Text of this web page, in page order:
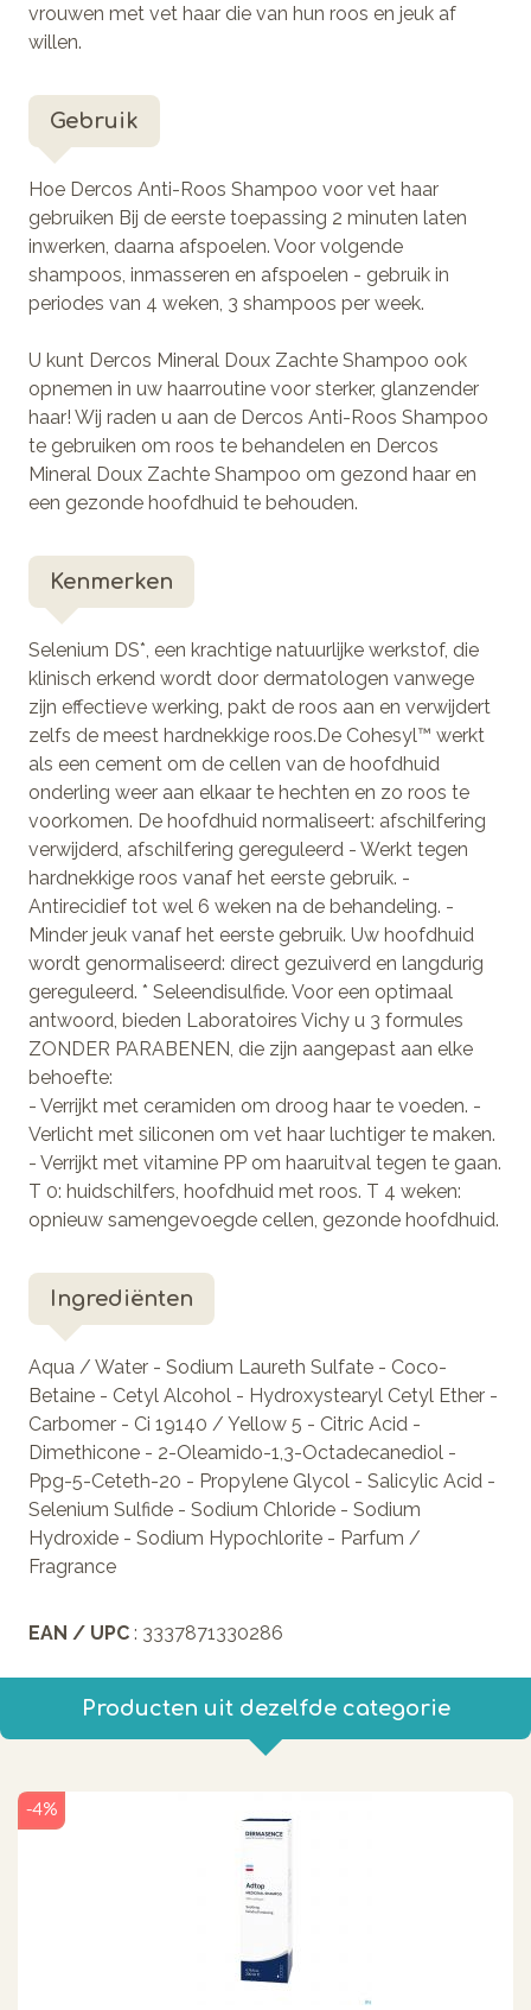
vrouwen met vet haar die van hun roos en jeuk af
willen.
Gebruik
Hoe Dercos Anti-Roos Shampoo voor vet haar
gebruiken Bij de eerste toepassing 2 minuten laten
inwerken, daarna afspoelen. Voor volgende
shampoos, inmasseren en afspoelen - gebruik in
periodes van 4 weken, 3 shampoos per week.
U kunt Dercos Mineral Doux Zachte Shampoo ook
opnemen in uw haarroutine voor sterker, glanzender
haar! Wij raden u aan de Dercos Anti-Roos Shampoo
te gebruiken om roos te behandelen en Dercos
Mineral Doux Zachte Shampoo om gezond haar en
een gezonde hoofdhuid te behouden.
Kenmerken
Selenium DS*, een krachtige natuurlijke werkstof, die
klinisch erkend wordt door dermatologen vanwege
zijn effectieve werking, pakt de roos aan en verwijdert
zelfs de meest hardnekkige roos.De Cohesyl™ werkt
als een cement om de cellen van de hoofdhuid
onderling weer aan elkaar te hechten en zo roos te
voorkomen. De hoofdhuid normaliseert: afschilfering
verwijderd, afschilfering gereguleerd - Werkt tegen
hardnekkige roos vanaf het eerste gebruik. -
Antirecidief tot wel 6 weken na de behandeling. -
Minder jeuk vanaf het eerste gebruik. Uw hoofdhuid
wordt genormaliseerd: direct gezuiverd en langdurig
gereguleerd. * Seleendisulfide. Voor een optimaal
antwoord, bieden Laboratoires Vichy u 3 formules
ZONDER PARABENEN, die zijn aangepast aan elke
behoefte:
- Verrijkt met ceramiden om droog haar te voeden. -
Verlicht met siliconen om vet haar luchtiger te maken.
- Verrijkt met vitamine PP om haaruitval tegen te gaan.
T 0: huidschilfers, hoofdhuid met roos. T 4 weken:
opnieuw samengevoegde cellen, gezonde hoofdhuid.
Ingrediënten
Aqua / Water - Sodium Laureth Sulfate - Coco-
Betaine - Cetyl Alcohol - Hydroxystearyl Cetyl Ether -
Carbomer - Ci 19140 / Yellow 5 - Citric Acid -
Dimethicone - 2-Oleamido-1,3-Octadecanediol -
Ppg-5-Ceteth-20 - Propylene Glycol - Salicylic Acid -
Selenium Sulfide - Sodium Chloride - Sodium
Hydroxide - Sodium Hypochlorite - Parfum /
Fragrance
EAN / UPC : 3337871330286
Producten uit dezelfde categorie
-4%